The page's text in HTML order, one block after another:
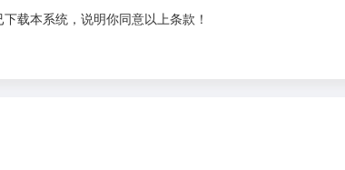
下载本系统，说明你同意以上条款！